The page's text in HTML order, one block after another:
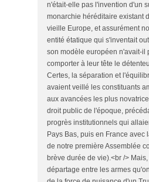
n'était-elle pas l'invention d'un
monarchie héréditaire existant
vieille Europe, et assurément
entité étatique qui s'inventait
son modèle européen n'avait-il
comporter à leur tête le
Certes, la séparation et
avaient veillé les constituants
aux avancées les plus
droit public de l'époque,
progrès institutionnels qui
Pays Bas, puis en France
de notre première Assemblée
brève durée de vie).<br />
départage entre les armes